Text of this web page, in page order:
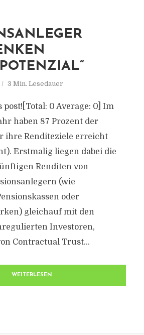
3 Min. Lesedauer
post![Total: 0 Average: 0] Im
haben 87 Prozent der
ihre Renditeziele erreicht
Erstmalig liegen dabei die
Renditen von
(wie
oder
gleichauf mit den
Investoren,
Contractual Trust...
WEITERLESEN